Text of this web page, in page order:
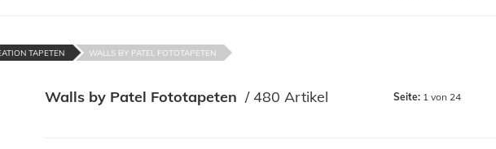
TAPETEN WALLS BY PATEL FOTOTAPETEN
Walls by Patel Fototapeten / 480 Artikel Seite:1 von 24